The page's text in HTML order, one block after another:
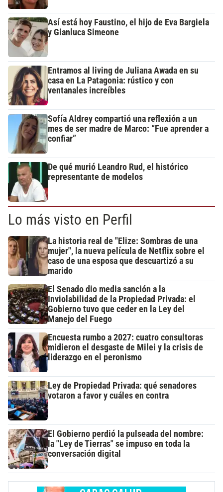
Así está hoy Faustino, el hijo de Eva Bargiela
y Gianluca Simeone
Entramos al living de Juliana Awada en su
casa en La Patagonia: rústico y con
ventanales increíbles
Sofía Aldrey compartió una reflexión a un
mes de ser madre de Marco: “Fue aprender a
confiar”
De qué murió Leandro Rud, el histórico
representante de modelos
Lo más visto en Perfil
La historia real de "Elize: Sombras de una
mujer", la nueva película de Netflix sobre el
caso de una esposa que descuartizó a su
marido
El Senado dio media sanción a la
Inviolabilidad de la Propiedad Privada: el
Gobierno tuvo que ceder en la Ley del
Manejo del Fuego
Encuesta rumbo a 2027: cuatro consultoras
midieron el desgaste de Milei y la crisis de
liderazgo en el peronismo
Ley de Propiedad Privada: qué senadores
votaron a favor y cuáles en contra
El Gobierno perdió la pulseada del nombre:
la "Ley de Tierras" se impuso en toda la
conversación digital